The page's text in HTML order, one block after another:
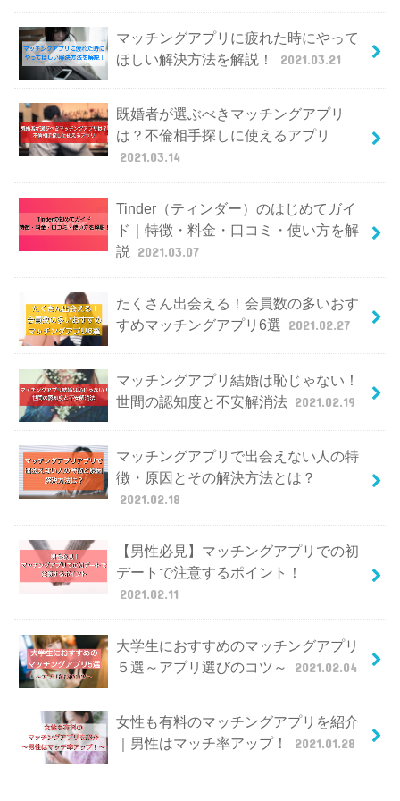
マッチングアプリに疲れた時にやって
ほしい解決方法を解説！
2021.03.21
既婚者が選ぶべきマッチングアプリ
は？不倫相手探しに使えるアプリ
2021.03.14
Tinder（ティンダー）のはじめてガイ
ド｜特徴・料金・口コミ・使い方を解
説
2021.03.07
たくさん出会える！会員数の多いおす
すめマッチングアプリ6選 2021.02.27
マッチングアプリ結婚は恥じゃない！
世間の認知度と不安解消法 2021.02.19
マッチングアプリで出会えない人の特
徴・原因とその解決方法とは？
2021.02.18
【男性必見】マッチングアプリでの初
デートで注意するポイント！
2021.02.11
大学生におすすめのマッチングアプリ
５選～アプリ選びのコツ～
2021.02.04
女性も有料のマッチングアプリを紹介
｜男性はマッチ率アップ！
2021.01.28